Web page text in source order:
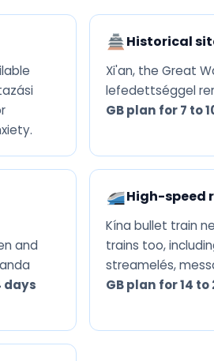
Historical
Xi'an, the Great
lefedettséggel
GB plan for 7 to
and
days
High-speed
Kína bullet train
trains too,
streamelés,
GB plan for 14 to